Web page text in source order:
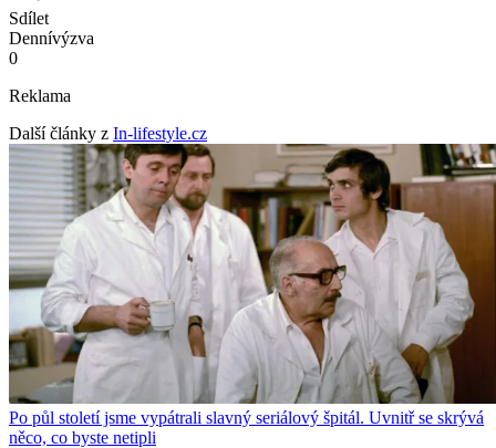
Sdílet
Dennívýzva
0
Reklama
Další články z In-lifestyle.cz
Po půl století jsme vypátrali slavný seriálový špitál. Uvnitř se skrývá
něco, co byste netipli